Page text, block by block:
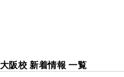
大阪校 新着情報 一覧